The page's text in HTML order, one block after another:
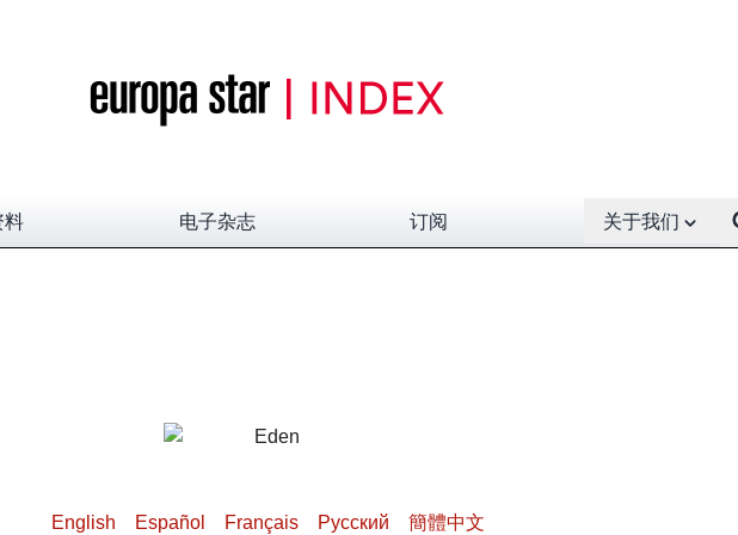
料 电子杂志 订阅
Open About menu
关于我们
English Español Français Pусский 簡體中文